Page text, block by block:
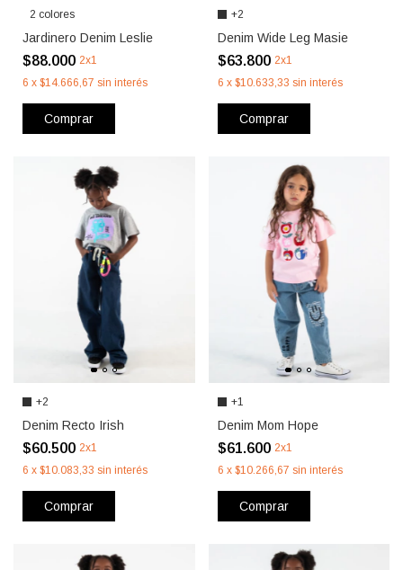
2 colores
Jardinero Denim Leslie
$88.000 2x1
6 x $14.666,67 sin interés
Comprar
+2
Denim Wide Leg Masie
$63.800 2x1
6 x $10.633,33 sin interés
Comprar
+2
Denim Recto Irish
$60.500 2x1
6 x $10.083,33 sin interés
Comprar
+1
Denim Mom Hope
$61.600 2x1
6 x $10.266,67 sin interés
Comprar